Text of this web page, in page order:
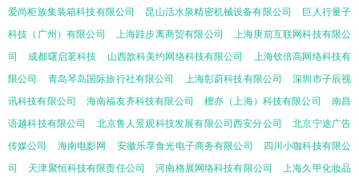
爱尚柜族集装箱科技有限公司
昆山活水泉精密机械设备有限公司
巨人行量子
科技（广州）有限公司
上海跬步离商贸有限公司
上海庚前互联网科技有限公
司
成都曙启茗科技 山西歆科美约网络科技有限公司
上海钦倍高网络科技有
限公司
青岛琴岛国际旅行社有限公司 上海彰蔚科技有限公司
深圳市子辰视
讯科技有限公司
海南福友齐科技有限公司 檀亦（上海）科技有限公司
南昌
语越科技有限公司
北京鲁人景观科技发展有限公司西安分公司
北京宁途广告
传媒公司
海南电影网 安徽乐享食光电子商务有限公司
四川小咖科技有限公
司
天津聚恒科技有限责任公司 河南格展网络科技有限公司
上海久甲化妆品